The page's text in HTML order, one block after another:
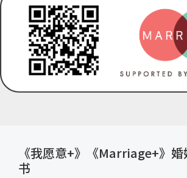
《我愿意+》《Marriage+》
书